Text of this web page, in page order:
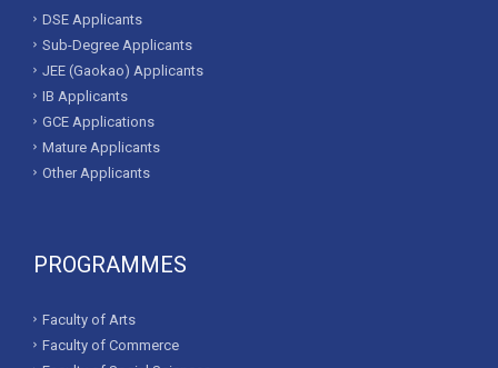
DSE Applicants
Sub-Degree Applicants
JEE (Gaokao) Applicants
IB Applicants
GCE Applications
Mature Applicants
Other Applicants
PROGRAMMES
Faculty of Arts
Faculty of Commerce